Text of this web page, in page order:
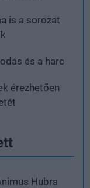
is a sorozat
és a harc
érezhetően
Hubra